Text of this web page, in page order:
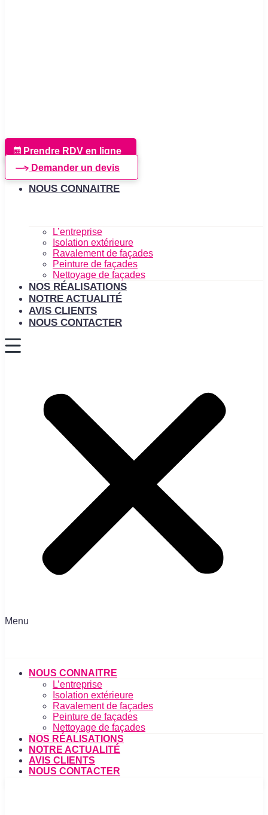
Prendre RDV en ligne
Demander un devis
NOUS CONNAITRE
L’entreprise
Isolation extérieure
Ravalement de façades
Peinture de façades
Nettoyage de façades
NOS RÉALISATIONS
NOTRE ACTUALITÉ
AVIS CLIENTS
NOUS CONTACTER
Menu
NOUS CONNAITRE
L’entreprise
Isolation extérieure
Ravalement de façades
Peinture de façades
Nettoyage de façades
NOS RÉALISATIONS
NOTRE ACTUALITÉ
AVIS CLIENTS
NOUS CONTACTER